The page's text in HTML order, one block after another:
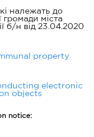
належать до
громади міста
б/н від 23.04.2020
property
electronic
objects
notice: